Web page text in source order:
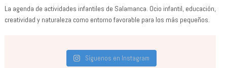
La agenda de actividades infantiles de Salamanca. Ocio infantil, educación,
creatividad y naturaleza como entorno favorable para los más pequeños.
Síguenos en Instagram